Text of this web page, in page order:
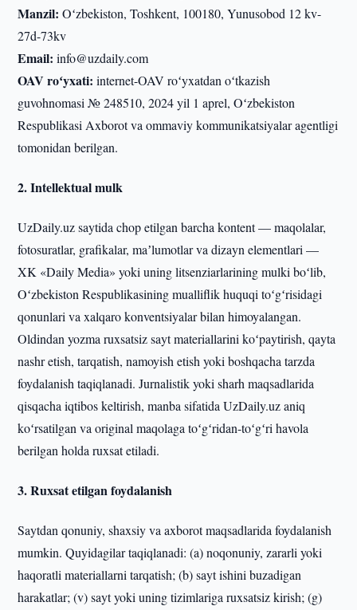
Manzil:Oʻzbekiston, Toshkent, 100180, Yunusobod 12 kv-
27d-73kv
Email:info@uzdaily.com
OAV roʻyxati:internet-OAV roʻyxatdan oʻtkazish
guvohnomasi № 248510, 2024 yil 1 aprel, Oʻzbekiston
Respublikasi Axborot va ommaviy kommunikatsiyalar agentligi
tomonidan berilgan.
2. Intellektual mulk
UzDaily.uz saytida chop etilgan barcha kontent — maqolalar,
fotosuratlar, grafikalar, maʼlumotlar va dizayn elementlari —
XK «Daily Media» yoki uning litsenziarlarining mulki boʻlib,
Oʻzbekiston Respublikasining mualliflik huquqi toʻgʻrisidagi
qonunlari va xalqaro konventsiyalar bilan himoyalangan.
Oldindan yozma ruxsatsiz sayt materiallarini koʻpaytirish, qayta
nashr etish, tarqatish, namoyish etish yoki boshqacha tarzda
foydalanish taqiqlanadi. Jurnalistik yoki sharh maqsadlarida
qisqacha iqtibos keltirish, manba sifatida UzDaily.uz aniq
koʻrsatilgan va original maqolaga toʻgʻridan-toʻgʻri havola
berilgan holda ruxsat etiladi.
3. Ruxsat etilgan foydalanish
Saytdan qonuniy, shaxsiy va axborot maqsadlarida foydalanish
mumkin. Quyidagilar taqiqlanadi: (a) noqonuniy, zararli yoki
haqoratli materiallarni tarqatish; (b) sayt ishini buzadigan
harakatlar; (v) sayt yoki uning tizimlariga ruxsatsiz kirish; (g)